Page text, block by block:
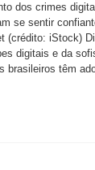
dos crimes
se sentir
(crédito: iStock)
digitais e da
brasileiros têm